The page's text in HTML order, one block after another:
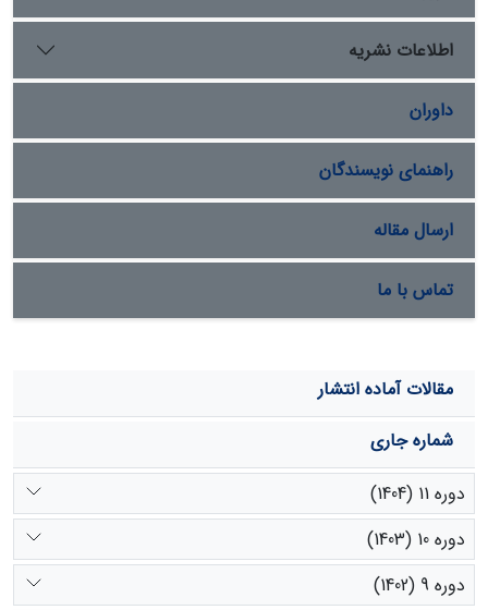
قسمت­های بالایی بوستان چیتگر بسیار محتمل است. با توجه
به پتانسیل لرزه­خیزی و احتمال آسیب­پذیری سازه­های
مسکونی بویژه در شمال و شمال غربی منطقه مورد مطالعه،
نتایج این تحقیق حائز اهمیت است. استفاده از آن برای
تحلیل مخاطرات زمین­ساختی و ارتقای کیفی نقشه­های
موضوعی توصیه می­گردد.
اطلاعات نشریه
داوران
راهنمای نویسندگان
ارسال مقاله
تماس با ما
مقالات آماده انتشار
شماره جاری
دوره 11 (1404)
دوره 10 (1403)
دوره 9 (1402)